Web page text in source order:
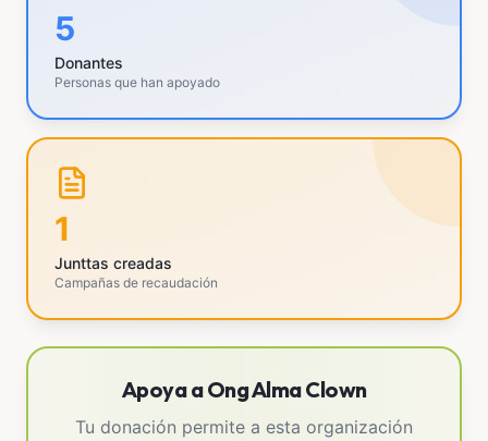
5
Donantes
Personas que han apoyado
1
Junttas creadas
Campañas de recaudación
Apoya a Ong Alma Clown
Tu donación permite a esta organización